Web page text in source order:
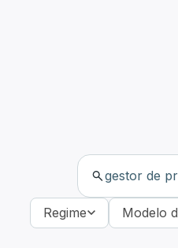
Regime Modelo